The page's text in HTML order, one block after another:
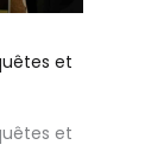
et
et